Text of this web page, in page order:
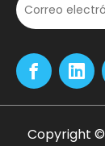
Copyright ©